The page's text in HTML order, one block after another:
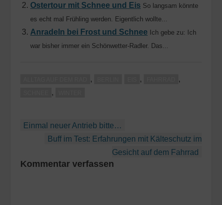
Ostertour mit Schnee und Eis So langsam könnte
es echt mal Frühling werden. Eigentlich wollte...
Anradeln bei Frost und Schnee Ich gebe zu: Ich
war bisher immer ein Schönwetter-Radler. Das...
, , ,
,
Beitragsnavigation
Einmal neuer Antrieb bitte…
Buff im Test: Erfahrungen mit Kälteschutz im
Gesicht auf dem Fahrrad
Kommentar verfassen